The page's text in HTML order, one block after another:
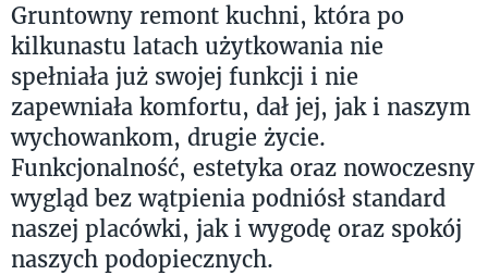
Gruntowny remont kuchni, która po
kilkunastu latach użytkowania nie
spełniała już swojej funkcji i nie
zapewniała komfortu, dał jej, jak i naszym
wychowankom, drugie życie.
Funkcjonalność, estetyka oraz nowoczesny
wygląd bez wątpienia podniósł standard
naszej placówki, jak i wygodę oraz spokój
naszych podopiecznych.